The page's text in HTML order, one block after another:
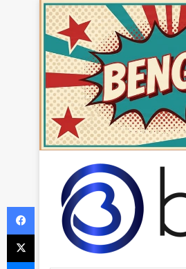
Facebook
X
Messenger